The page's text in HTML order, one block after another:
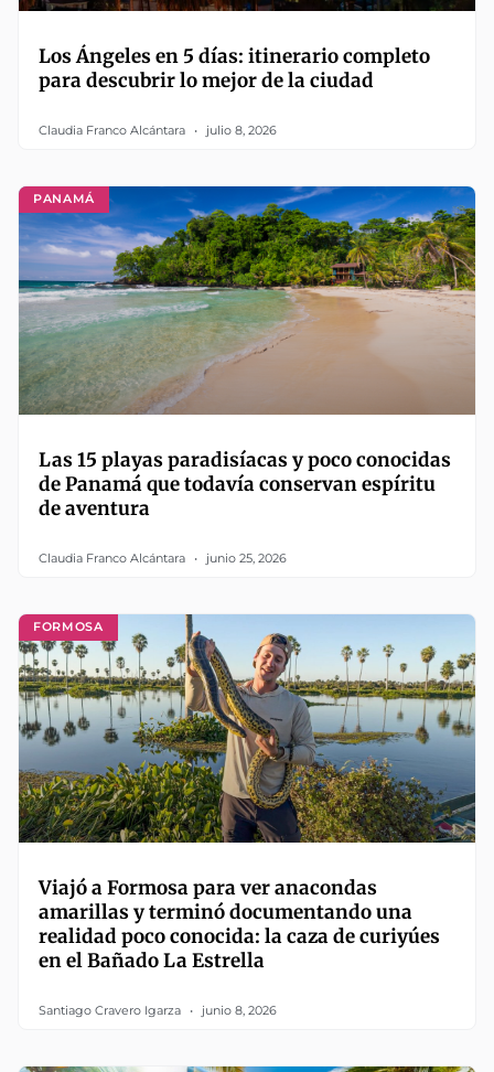
Los Ángeles en 5 días: itinerario completo
para descubrir lo mejor de la ciudad
Claudia Franco Alcántara julio 8, 2026
PANAMÁ
Las 15 playas paradisíacas y poco conocidas
de Panamá que todavía conservan espíritu
de aventura
Claudia Franco Alcántara junio 25, 2026
FORMOSA
Viajó a Formosa para ver anacondas
amarillas y terminó documentando una
realidad poco conocida: la caza de curiyúes
en el Bañado La Estrella
Santiago Cravero Igarza junio 8, 2026